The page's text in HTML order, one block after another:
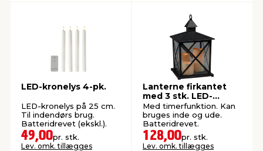
LED-kronelys 4-pk.
LED-kronelys på 25 cm.
Til indendørs brug.
Batteridrevet (ekskl.).
49,00pr. stk.
Lev. omk. tillægges
Lanterne firkantet
med 3 stk. LED-
bloklys
Med timerfunktion. Kan
bruges inde og ude.
Batteridrevet.
128,00pr. stk.
Lev. omk. tillægges